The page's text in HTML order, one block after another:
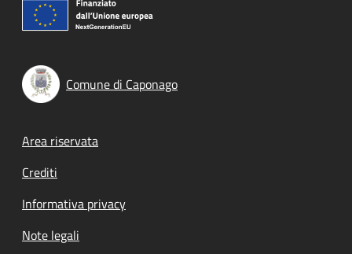
Comune di Caponago
Footer menu
Area riservata
Crediti
Informativa privacy
Note legali